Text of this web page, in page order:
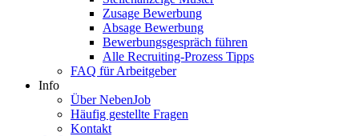
Zusage Bewerbung
Absage Bewerbung
Bewerbungsgespräch führen
Alle Recruiting-Prozess Tipps
FAQ für Arbeitgeber
Info
Über NebenJob
Häufig gestellte Fragen
Kontakt